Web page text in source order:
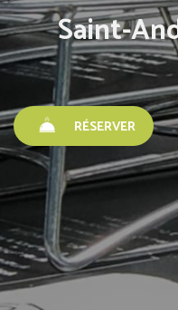
Saint-
RÉSERVER